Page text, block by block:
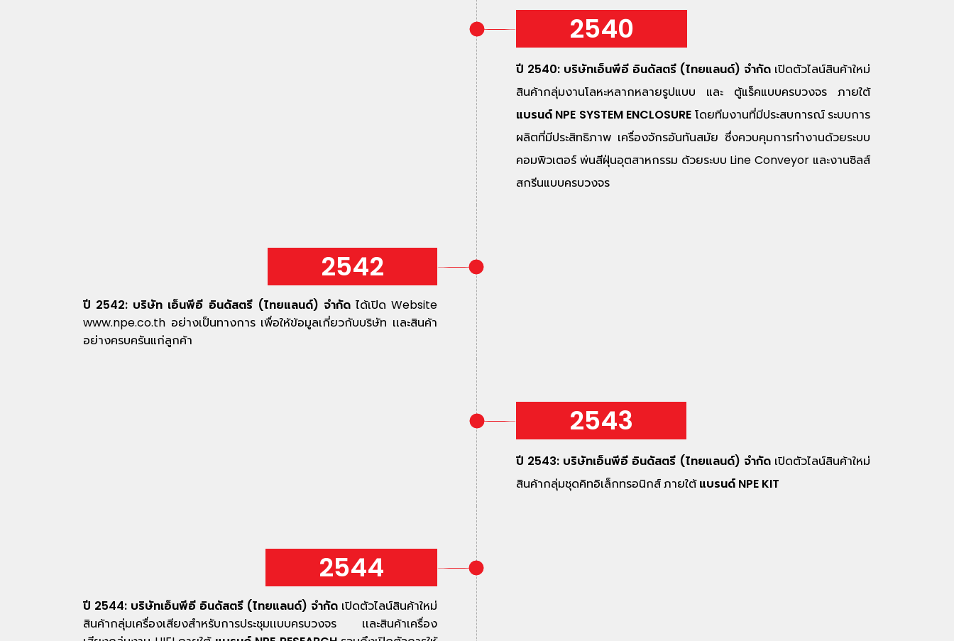
2540
ปี 2540: บริษัทเอ็นพีอี อินดัสตรี (ไทยแลนด์) จำกัด เปิดตัวไลน์สินค้าใหม่
สินค้ากลุ่มงานโลหะหลากหลายรูปแบบ และ ตู้แร็คแบบครบวงจร ภายใต้
แบรนด์ NPE SYSTEM ENCLOSURE โดยทีมงานที่มีประสบการณ์ ระบบการ
ผลิตที่มีประสิทธิภาพ เครื่องจักรอันทันสมัย ซึ่งควบคุมการทำงานด้วยระบบ
คอมพิวเตอร์ พ่นสีฝุ่นอุตสาหกรรม ด้วยระบบ Line Conveyor และงานซิลส์
สกรีนแบบครบวงจร
2542
ปี 2542: บริษัท เอ็นพีอี อินดัสตรี (ไทยแลนด์) จำกัดได้เปิด Website
www.npe.co.th อย่างเป็นทางการ เพื่อให้ข้อมูลเกี่ยวกับบริษัท เเละสินค้า
อย่างครบครันแก่ลูกค้า
2543
ปี 2543: บริษัทเอ็นพีอี อินดัสตรี (ไทยแลนด์) จำกัด เปิดตัวไลน์สินค้าใหม่
สินค้ากลุ่มชุดคิทอิเล็กทรอนิกส์ ภายใต้แบรนด์ NPE KIT
2544
ปี 2544: บริษัทเอ็นพีอี อินดัสตรี (ไทยแลนด์) จำกัด เปิดตัวไลน์สินค้าใหม่
สินค้ากลุ่มเครื่องเสียงสำหรับการประชุมเเบบครบวงจร เเละสินค้าเครื่อง